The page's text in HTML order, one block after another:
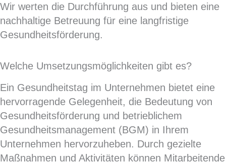
Wir werten die Durchführung aus und bieten eine
nachhaltige Betreuung für eine langfristige
Gesundheitsförderung.
Welche Umsetzungsmöglichkeiten gibt es?
Ein Gesundheitstag im Unternehmen bietet eine
hervorragende Gelegenheit, die Bedeutung von
Gesundheitsförderung und betrieblichem
Gesundheitsmanagement (BGM) in Ihrem
Unternehmen hervorzuheben. Durch gezielte
Maßnahmen und Aktivitäten können Mitarbeitende